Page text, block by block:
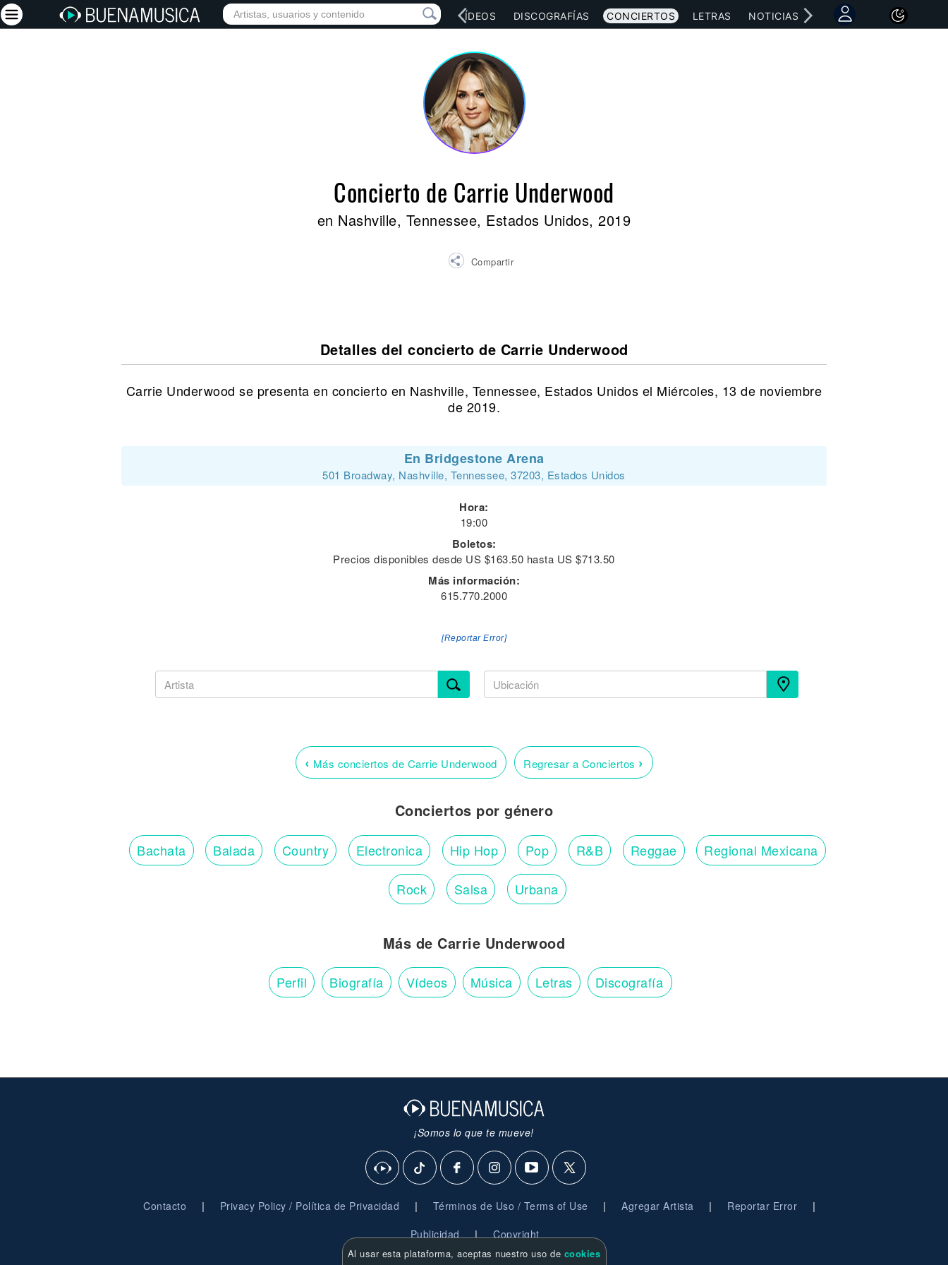
INICIO ARTISTAS RED SOCIAL MÚSICA VÍDEOS DISCOGRAFÍAS CONCIERTOS LETRAS NOTICIAS
Concierto de Carrie Underwood
en Nashville, Tennessee, Estados Unidos, 2019
Compartir
Detalles del concierto de Carrie Underwood
Carrie Underwood se presenta en concierto en Nashville, Tennessee, Estados Unidos el Miércoles, 13 de noviembre
de 2019.
En Bridgestone Arena
501 Broadway, Nashville, Tennessee, 37203, Estados Unidos
Hora:
19:00
Boletos:
Precios disponibles desde US $163.50 hasta US $713.50
Más información:
615.770.2000
[Reportar Error]
‹ Más conciertos de Carrie Underwood Regresar a Conciertos ›
Conciertos por género
Bachata Balada Country Electronica Hip Hop Pop R&B Reggae Regional Mexicana
Rock Salsa Urbana
Más de Carrie Underwood
Perfil Biografía Vídeos Música Letras Discografía
¡Somos lo que te mueve!
Contacto | Privacy Policy / Política de Privacidad | Términos de Uso / Terms of Use | Agregar Artista | Reportar Error |
Publicidad | Copyright
Al usar esta plataforma, aceptas nuestro uso de cookies